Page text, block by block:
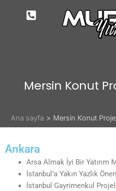
Mersin Konut
Ana sayfa Mersin Konut
Ankara
Arsa Almak İyi Bir Yatırım
İstanbul’a Yakın Yazlık
İstanbul Gayrimenkul